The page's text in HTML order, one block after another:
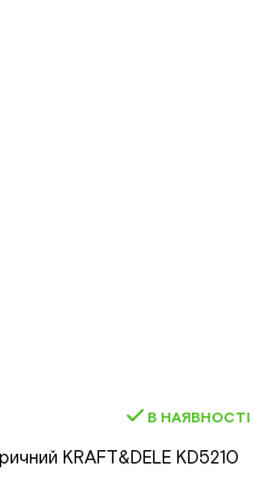
В НАЯВНОСТІ
KRAFT&DELE KD5210